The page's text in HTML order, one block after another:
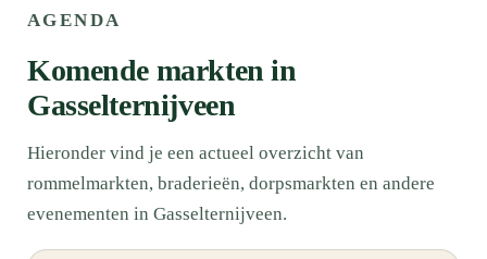
AGENDA
Komende markten in
Gasselternijveen
Hieronder vind je een actueel overzicht van
rommelmarkten, braderieën, dorpsmarkten en andere
evenementen in Gasselternijveen.